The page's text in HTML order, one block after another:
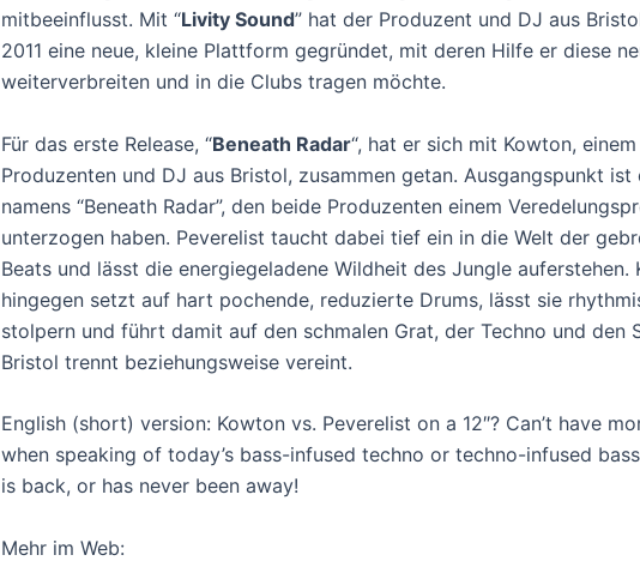
mitbeeinflusst. Mit “Livity Sound” hat der Produzent und DJ aus
2011 eine neue, kleine Plattform gegründet, mit deren Hilfe er diese
weiterverbreiten und in die Clubs tragen möchte.
Für das erste Release, “Beneath Radar“, hat er sich mit Kowton,
Produzenten und DJ aus Bristol, zusammen getan. Ausgangspunkt ist
namens “Beneath Radar”, den beide Produzenten einem
unterzogen haben. Peverelist taucht dabei tief ein in die Welt der
Beats und lässt die energiegeladene Wildheit des Jungle auferstehen.
hingegen setzt auf hart pochende, reduzierte Drums, lässt sie
stolpern und führt damit auf den schmalen Grat, der Techno und den
Bristol trennt beziehungsweise vereint.
English (short) version: Kowton vs. Peverelist on a 12″? Can’t have
when speaking of today’s bass-infused techno or techno-infused
is back, or has never been away!
Mehr im Web: